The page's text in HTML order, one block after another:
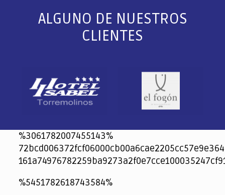
ALGUNO DE NUESTROS
CLIENTES
%3061782007455143%
jeetcity
1xbet
jeet city casino
%5451782618743584%